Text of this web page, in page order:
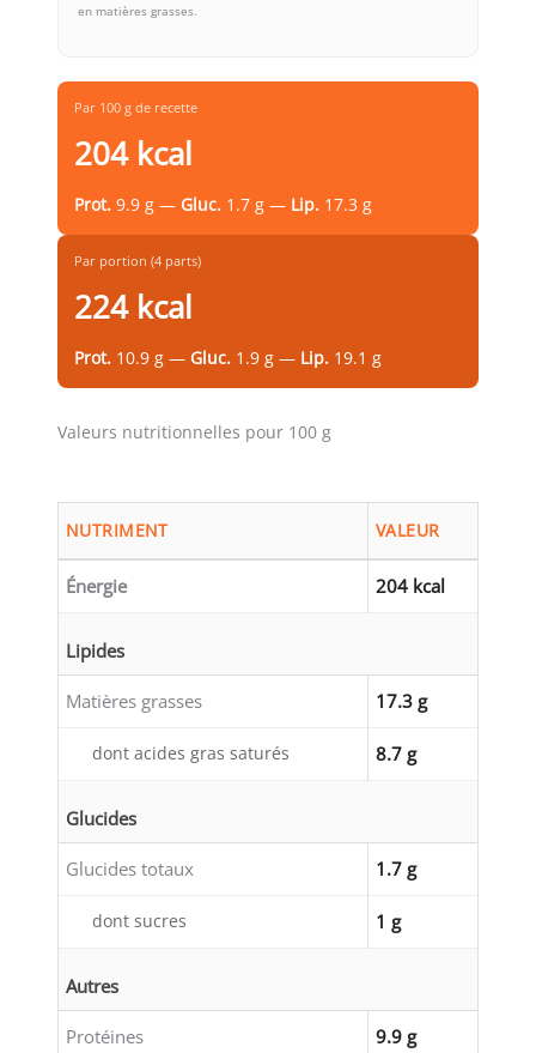
en matières grasses.
Par 100 g de recette
204 kcal
Prot. 9.9 g — Gluc. 1.7 g — Lip. 17.3 g
Par portion (4 parts)
224 kcal
Prot. 10.9 g — Gluc. 1.9 g — Lip. 19.1 g
Valeurs nutritionnelles pour 100 g
NUTRIMENT VALEUR
Énergie 204 kcal
Lipides
Matières grasses 17.3 g
dont acides gras saturés 8.7 g
Glucides
Glucides totaux 1.7 g
dont sucres 1 g
Autres
Protéines 9.9 g